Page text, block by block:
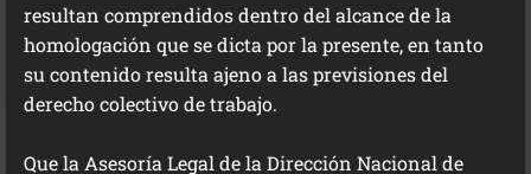
resultan comprendidos dentro del alcance de la
homologación que se dicta por la presente, en tanto
su contenido resulta ajeno a las previsiones del
derecho colectivo de trabajo.
Que la Asesoría Legal de la Dirección Nacional de